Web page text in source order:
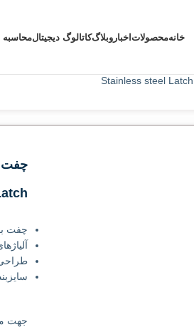
خانهمحصولاتاخبار وبلاگکاتالوگ دیجیتالمحاسبه
چفت
چفت
آلیاژهای مقاوم 316 و 304
جهت